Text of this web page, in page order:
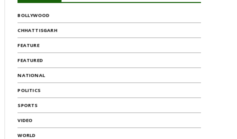
BOLLYWOOD
CHHATTISGARH
FEATURE
FEATURED
NATIONAL
POLITICS
SPORTS
VIDEO
WORLD